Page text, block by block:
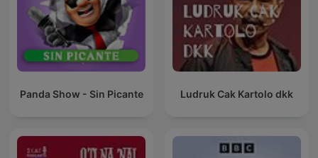
Panda Show - Sin Picante Ludruk Cak Kartolo dkk